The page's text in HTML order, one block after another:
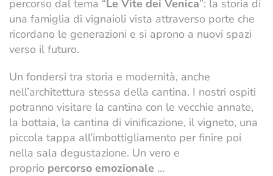
percorso dal tema “Le Vite dei Venica”: la storia di
una famiglia di vignaioli vista attraverso porte che
ricordano le generazioni e si aprono a nuovi spazi
verso il futuro.
Un fondersi tra storia e modernità, anche
nell’architettura stessa della cantina. I nostri ospiti
potranno visitare la cantina con le vecchie annate,
la bottaia, la cantina di vinificazione, il vigneto, una
piccola tappa all’imbottigliamento per finire poi
nella sala degustazione. Un vero e
proprio percorso emozionale …